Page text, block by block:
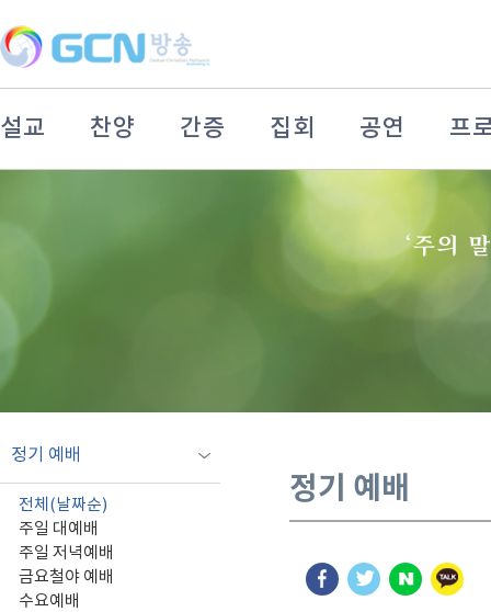
설교 찬양 간증 집회 공연 프
정기 예배
전체(날짜순)
주일 대예배
주일 저녁예배
금요철야 예배
수요예배
정기 예배